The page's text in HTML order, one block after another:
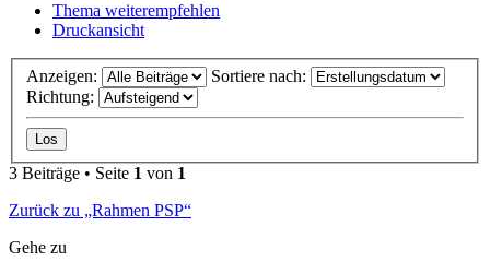
Thema weiterempfehlen
Druckansicht
Anzeigen:
Sortiere nach:
Richtung:
3 Beiträge • Seite 1 von 1
Zurück zu „Rahmen PSP“
Gehe zu